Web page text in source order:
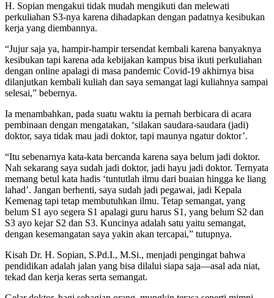
H. Sopian mengakui tidak mudah mengikuti dan melewati
perkuliahan S3-nya karena dihadapkan dengan padatnya kesibukan
kerja yang diembannya.
“Jujur saja ya, hampir-hampir tersendat kembali karena banyaknya
kesibukan tapi karena ada kebijakan kampus bisa ikuti perkuliahan
dengan online apalagi di masa pandemic Covid-19 akhirnya bisa
dilanjutkan kembali kuliah dan saya semangat lagi kuliahnya sampai
selesai,” bebernya.
Ia menambahkan, pada suatu waktu ia pernah berbicara di acara
pembinaan dengan mengatakan, ‘silakan saudara-saudara (jadi)
doktor, saya tidak mau jadi doktor, tapi maunya ngatur doktor’.
“Itu sebenarnya kata-kata bercanda karena saya belum jadi doktor.
Nah sekarang saya sudah jadi doktor, jadi hayu jadi doktor. Ternyata
memang betul kata hadis ‘tuntutlah ilmu dari buaian hingga ke liang
lahad’. Jangan berhenti, saya sudah jadi pegawai, jadi Kepala
Kemenag tapi tetap membutuhkan ilmu. Tetap semangat, yang
belum S1 ayo segera S1 apalagi guru harus S1, yang belum S2 dan
S3 ayo kejar S2 dan S3. Kuncinya adalah satu yaitu semangat,
dengan kesemangatan saya yakin akan tercapai,” tutupnya.
Kisah Dr. H. Sopian, S.Pd.I., M.Si., menjadi pengingat bahwa
pendidikan adalah jalan yang bisa dilalui siapa saja—asal ada niat,
tekad dan kerja keras serta semangat.